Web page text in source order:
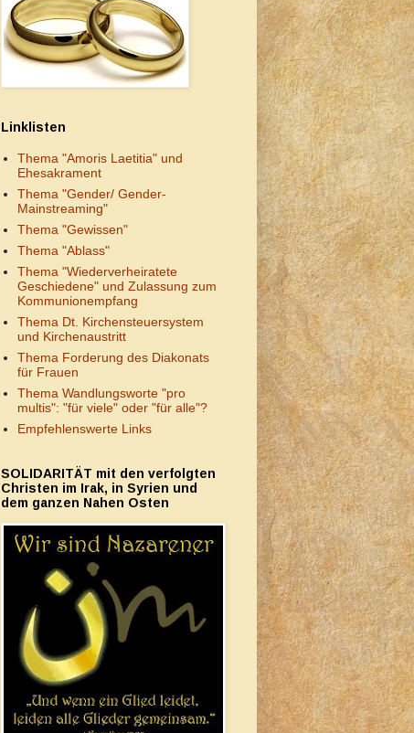
Linklisten
Thema "Amoris Laetitia" und
Ehesakrament
Thema "Gender/ Gender-
Mainstreaming"
Thema "Gewissen"
Thema "Ablass"
Thema "Wiederverheiratete
Geschiedene" und Zulassung zum
Kommunionempfang
Thema Dt. Kirchensteuersystem
und Kirchenaustritt
Thema Forderung des Diakonats
für Frauen
Thema Wandlungsworte "pro
multis": "für viele" oder "für alle"?
Empfehlenswerte Links
SOLIDARITÄT mit den verfolgten
Christen im Irak, in Syrien und
dem ganzen Nahen Osten